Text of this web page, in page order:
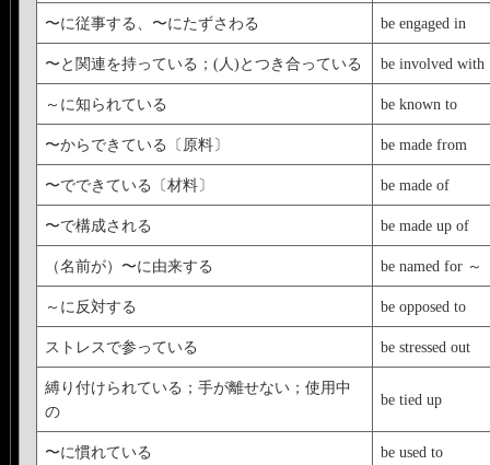
fun of, make allowance
attention to, take care of,
詞＞
let drop, let fall, let fly, let
代名詞は間に挟んで、
let go of の形で使われ
なんとなく文学的な雰
〜に従事する、〜にたずさわる be engaged in
〜と関連を持っている；(人)とつき合っている be involved with
～に知られている be known to
〜からできている〔原料〕 be made from
〜でできている〔材料〕 be made of
〜で構成される be made up of
（名前が）〜に由来する be named for ～
～に反対する be opposed to
ストレスで参っている be stressed out
縛り付けられている；手が離せない；使用中
の
be tied up
〜に慣れている be used to